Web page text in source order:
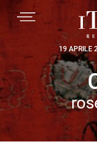
primaria
principale
di
pagina
MENU
I
19 APRILE